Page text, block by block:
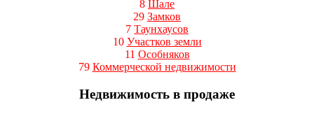
8 Шале
29 Замков
7 Таунхаусов
10 Участков земли
11 Особняков
79 Коммерческой недвижимости
Недвижимость в продаже